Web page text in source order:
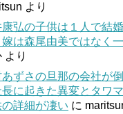
より
康弘の子供は１人で結
嫁は森尾由美ではなく
より
ずさの旦那の会社が
に起きた異変とタワ
詳細が凄い に